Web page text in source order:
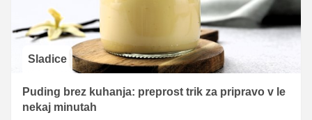
Sladice
Puding brez kuhanja: preprost trik za pripravo v le
nekaj minutah